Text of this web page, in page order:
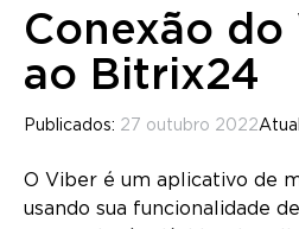
Conexão do
ao Bitrix24
Publicados: 27 outubro 2022
O Viber é um aplicativo de
usando sua funcionalidade